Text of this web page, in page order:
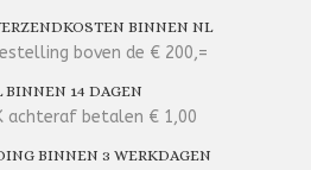
BINNEN NL
boven de € 200,=
BINNEN 14 DAGEN
achteraf betalen € 1,00
BINNEN 3 WERKDAGEN